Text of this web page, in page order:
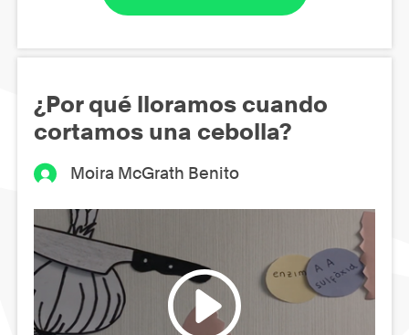
¿Por qué lloramos cuando
cortamos una cebolla?
Moira McGrath Benito